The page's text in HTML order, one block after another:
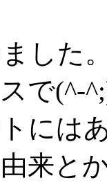
した
で(^-
には
来と